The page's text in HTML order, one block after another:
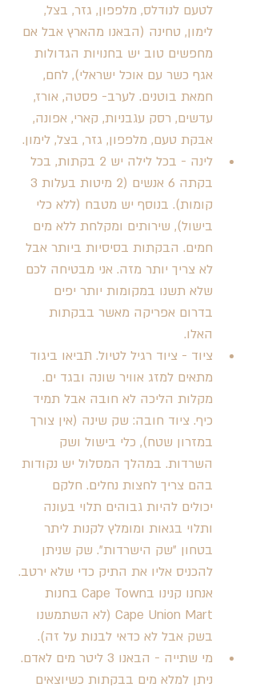
לטעם לנודלס, מלפפון, גזר, בצל,
לימון, טחינה (הבאנו מהארץ אבל אם
מחפשים טוב יש בחנויות הגדולות
אגף כשר עם אוכל ישראלי), לחם,
חמאת בוטנים. לערב- פסטה, אורז,
עדשים, רסק עגבניות, קארי, אפונה,
אבקת טעם, מלפפון, גזר, בצל, לימון.
לינה - בכל לילה יש 2 בקתות, בכל
קומות). בנוסף יש מטבח (ללא כלי
בישול), שירותים ומקלחת ללא מים
חמים. הבקתות בסיסיות ביותר אבל
לא צריך יותר מזה. אני מבטיחה לכם
שלא תשנו במקומות יותר יפים
בדרום אפריקה מאשר בבקתות
האלו.
ציוד - ציוד רגיל לטיול. תביאו ביגוד
מתאים למזג אוויר שונה ובגד ים.
מקלות הליכה לא חובה אבל תמיד
כיף. ציוד חובה: שק שינה (אין צורך
במזרון שטח), כלי בישול ושק
השרדות. במהלך המסלול יש נקודות
בהם צריך לחצות נחלים. חלקם
יכולים להיות גבוהים תלוי בעונה
ותלוי בגאות ומומלץ לקנות ליתר
בטחון ״שק הישרדות״. שק שניתן
להכניס אליו את התיק כדי שלא ירטב.
אנחנו קנינו בCape Town בחנות
Cape Union Mart (לא השתמשנו
בשק אבל לא כדאי לבנות על זה).
מי שתייה - הבאנו 3 ליטר מים לאדם.
ניתן למלא מים בבקתות כשיוצאים